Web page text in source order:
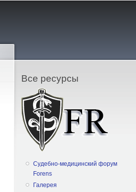
Все ресурсы
Судебно-медицинский форум
Forens
Галерея